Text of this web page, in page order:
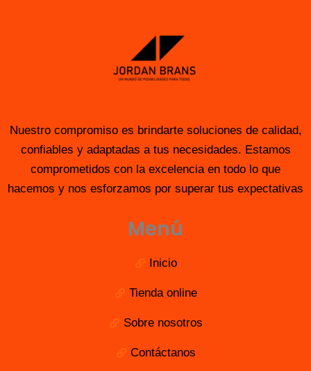
Nuestro compromiso es brindarte soluciones de calidad,
confiables y adaptadas a tus necesidades. Estamos
comprometidos con la excelencia en todo lo que
hacemos y nos esforzamos por superar tus expectativas
Menú
Inicio
Tienda online
Sobre nosotros
Contáctanos